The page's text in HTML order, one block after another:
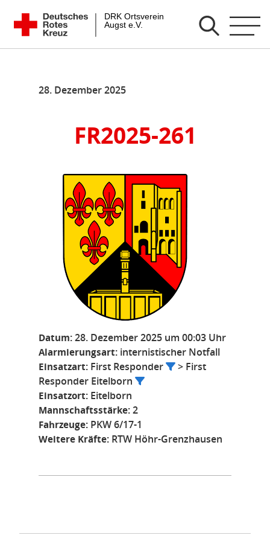
Zum
Inhalt
springen
DRK Ortsverein Augst e.V.
28. Dezember 2025
FR2025-261
Datum:28. Dezember 2025 um 00:03 Uhr
Alarmierungsart: internistischer Notfall
Einsatzart: First Responder
> First
Responder Eitelborn
Einsatzort: Eitelborn
Mannschaftsstärke:2
Fahrzeuge: PKW 6/17-1
Weitere Kräfte: RTW Höhr-Grenzhausen